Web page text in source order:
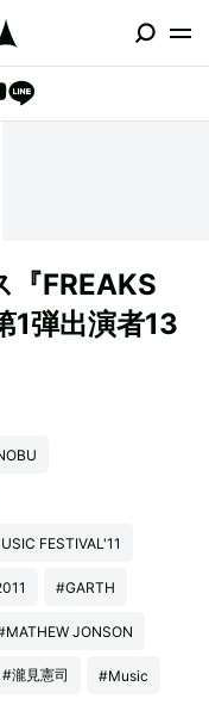
『FREAKS
1弾出演者13
FESTIVAL'11
#GARTH
JONSON
#瀧見憲司 #Music